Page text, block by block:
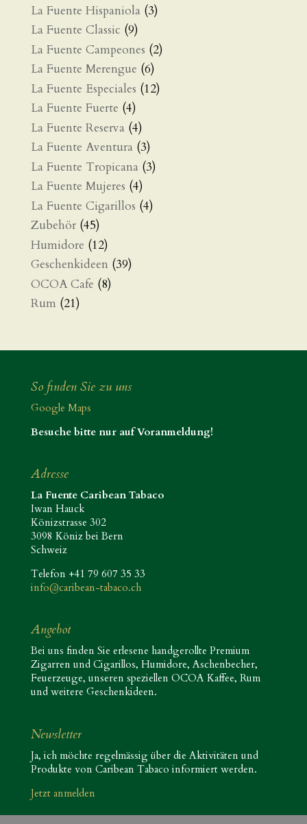
La Fuente Hispaniola (3)
La Fuente Classic (9)
La Fuente Campeones (2)
La Fuente Merengue (6)
La Fuente Especiales (12)
La Fuente Fuerte (4)
La Fuente Reserva (4)
La Fuente Aventura (3)
La Fuente Tropicana (3)
La Fuente Mujeres (4)
La Fuente Cigarillos (4)
Zubehör (45)
Humidore (12)
Geschenkideen (39)
OCOA Cafe (8)
Rum (21)
So finden Sie zu uns
Google Maps
Besuche bitte nur auf Voranmeldung!
Adresse
La Fuente Caribean Tabaco
Iwan Hauck
Könizstrasse 302
3098 Köniz bei Bern
Schweiz
Telefon +41 79 607 35 33
info@caribean-tabaco.ch
Angebot
Bei uns finden Sie erlesene handgerollte Premium
Zigarren und Cigarillos, Humidore, Aschenbecher,
Feuerzeuge, unseren speziellen OCOA Kaffee, Rum
und weitere Geschenkideen.
Newsletter
Ja, ich möchte regelmässig über die Aktivitäten und
Produkte von Caribean Tabaco informiert werden.
Jetzt anmelden